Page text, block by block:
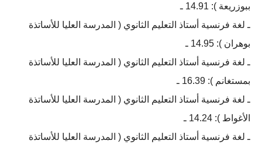
ببوزريعة ): 14.91 ـ
ـ لغة فرنسية أستاذ التعليم الثانوي ( المدرسة العليا للأساتذة
بوهران ): 14.95 ـ
ـ لغة فرنسية أستاذ التعليم الثانوي ( المدرسة العليا للأساتذة
بمستغانم ): 16.39 ـ
ـ لغة فرنسية أستاذ التعليم الثانوي ( المدرسة العليا للأساتذة
الأغواط ): 14.24 ـ
ـ لغة فرنسية أستاذ التعليم الثانوي ( المدرسة العليا للأساتذة